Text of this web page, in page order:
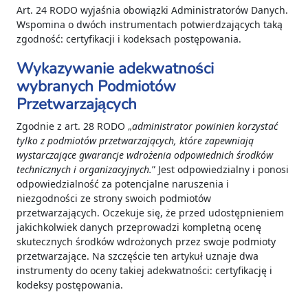
Art. 24 RODO wyjaśnia obowiązki Administratorów Danych.
Wspomina o dwóch instrumentach potwierdzających taką
zgodność: certyfikacji i kodeksach postępowania.
Wykazywanie adekwatności
wybranych Podmiotów
Przetwarzających
Zgodnie z art. 28 RODO „administrator powinien korzystać
tylko z podmiotów przetwarzających, które zapewniają
wystarczające gwarancje wdrożenia odpowiednich środków
technicznych i organizacyjnych.” Jest odpowiedzialny i ponosi
odpowiedzialność za potencjalne naruszenia i
niezgodności ze strony swoich podmiotów
przetwarzających. Oczekuje się, że przed udostępnieniem
jakichkolwiek danych przeprowadzi kompletną ocenę
skutecznych środków wdrożonych przez swoje podmioty
przetwarzające. Na szczęście ten artykuł uznaje dwa
instrumenty do oceny takiej adekwatności: certyfikację i
kodeksy postępowania.